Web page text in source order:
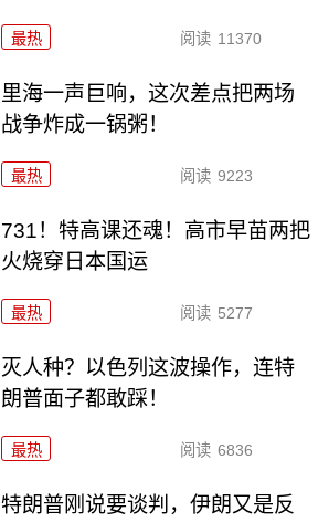
最热 阅读 11370
里海一声巨响，这次差点把两场
战争炸成一锅粥！
最热 阅读 9223
731！特高课还魂！高市早苗两把
火烧穿日本国运
最热 阅读 5277
灭人种？以色列这波操作，连特
朗普面子都敢踩！
最热 阅读 6836
特朗普刚说要谈判，伊朗又是反